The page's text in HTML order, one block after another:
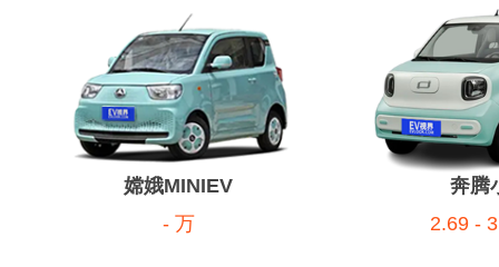
嫦娥MINIEV
- 万
奔腾
2.69 -